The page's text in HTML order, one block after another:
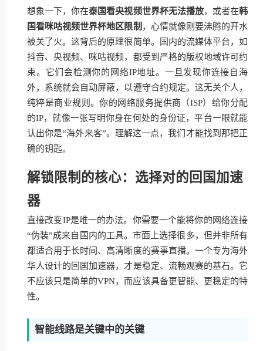
想象一下，你在泰国看央视频世界杯无法播放，或者在韩
国看咪咕视频世界杯地区限制 ，心情就像刚要沸腾的开水
被关了火。这背后的原理很简单。国内的流媒体平台，如
抖音、央视频、咪咕视频，都受到严格的版权地域许可约
束。它们会检测你的网络IP地址。一旦发现你连接自海
外，系统就会自动屏蔽，以遵守合约规定。这无关个人，
纯粹是商业规则。你的网络服务提供商（ISP）给你分配
的IP，就像一张写明你身在何处的身份证，平台一眼就能
认出你是“海外来客”。理解这一点，我们才能找到那把正
确的钥匙。
解锁限制的核心：选择对的回国加速
器
直接改变IP是唯一的办法。你需要一个能将你的网络连接
“伪装”成来自国内的工具。市面上选择很多，但并非所有
都适合用于长时间、高清晰度的赛事直播。一个专为海外
华人设计的回国加速器，才是稳定、流畅观赛的基石。它
不应该只是简单的VPN，而应该具备更智能、更稳定的特
性。
智能线路是关键中的关键